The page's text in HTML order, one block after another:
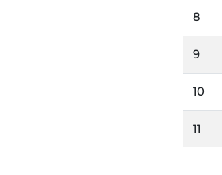
8
9
10
11